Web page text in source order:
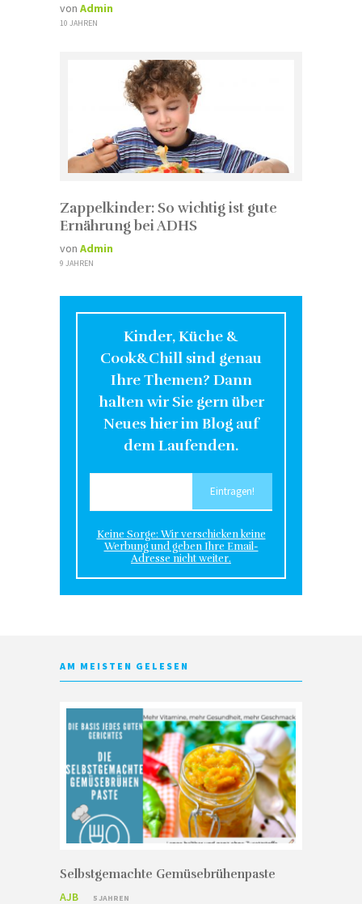
von Admin
10 JAHREN
Zappelkinder: So wichtig ist gute
Ernährung bei ADHS
von Admin
9 JAHREN
Kinder, Küche &
Cook&Chill sind genau
Ihre Themen? Dann
halten wir Sie gern über
Neues hier im Blog auf
dem Laufenden.
Keine Sorge: Wir verschicken keine
Werbung und geben Ihre Email-
Adresse nicht weiter.
AM MEISTEN GELESEN
Selbstgemachte Gemüsebrühenpaste
AJB
5 JAHREN